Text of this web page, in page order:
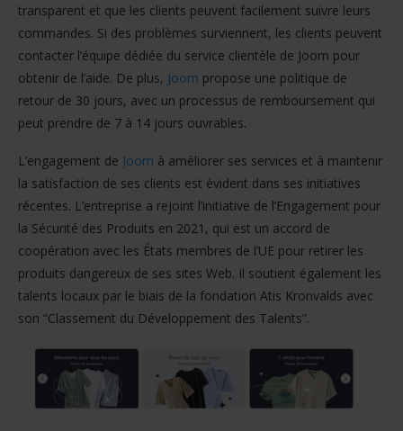
transparent et que les clients peuvent facilement suivre leurs
commandes. Si des problèmes surviennent, les clients peuvent
contacter l’équipe dédiée du service clientèle de Joom pour
obtenir de l’aide. De plus, Joom propose une politique de
retour de 30 jours, avec un processus de remboursement qui
peut prendre de 7 à 14 jours ouvrables.
L’engagement de Joom à améliorer ses services et à maintenir
la satisfaction de ses clients est évident dans ses initiatives
récentes. L’entreprise a rejoint l’initiative de l’Engagement pour
la Sécurité des Produits en 2021, qui est un accord de
coopération avec les États membres de l’UE pour retirer les
produits dangereux de ses sites Web. Il soutient également les
talents locaux par le biais de la fondation Atis Kronvalds avec
son “Classement du Développement des Talents”.